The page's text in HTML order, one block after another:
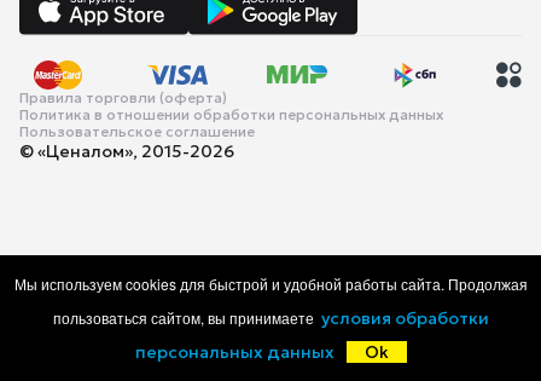
Правила торговли (оферта)
Политика в отношении обработки персональных данных
Пользовательское соглашение
© «Ценалом», 2015-2026
Каталог Корзина Избранное
Мы используем cookies для быстрой и удобной работы сайта. Продолжая
пользоваться сайтом, вы принимаете условия обработки
персональных данных
Ok